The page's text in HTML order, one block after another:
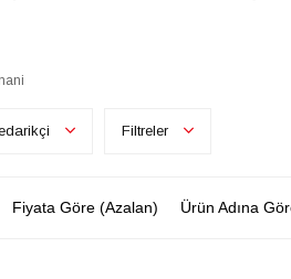
Filtreler
Fiyata Göre (Azalan) Ürün Adına